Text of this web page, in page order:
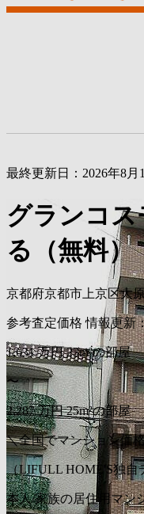
最終更新日：2026年8月
グランコス
る（無料）
京都府京都市上京区大
参考査定価格 情報更新
1,631 万円 23m²の部屋
〜
2,287 万円 25m²の部屋
＼全国でマンション価
（LIFULL HOME'S独自
本人/家族の居住用マン